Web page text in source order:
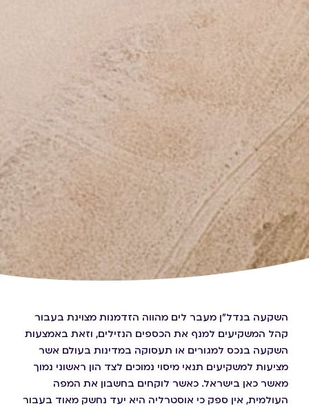
השקעה בנדל"ן מעבר לים מהווה הזדמנות מצוינת בעבור
קהל המשקיעים למנף את הכספים הנזילים, וזאת באמצעות
השקעה בנכס למגורים או תעסוקה במדינות בעולם אשר
מציעות למשקיעים תנאי מיסוי נמוכים לצד הון ראשוני נמוך
מאשר כאן בישראל. כאשר לוקחים בחשבון את המפה
העולמית, אין ספק כי אוסטרליה היא יעד נחשק מאוד בעבור